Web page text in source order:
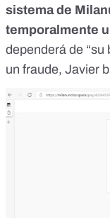
sistema de
temporalmente
dependerá de “su
un fraude, Javier